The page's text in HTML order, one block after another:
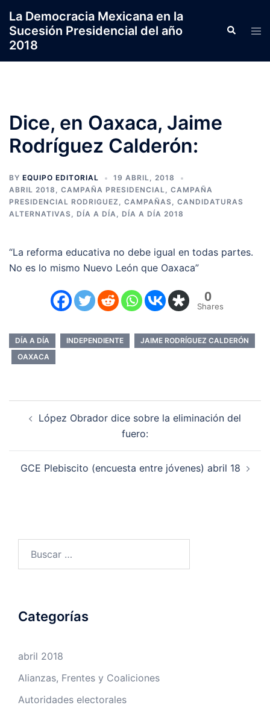
contenido
La Democracia Mexicana en la
Sucesión Presidencial del año
2018
Search
Dice, en Oaxaca, Jaime
Rodríguez Calderón:
BY EQUIPO EDITORIAL
19 ABRIL, 2018
ABRIL 2018 , CAMPAÑA PRESIDENCIAL, CAMPAÑA
PRESIDENCIAL RODRIGUEZ , CAMPAÑAS, CANDIDATURAS
ALTERNATIVAS, DÍA A DÍA, DÍA A DÍA 2018
“La reforma educativa no debe igual en todas partes.
No es lo mismo Nuevo León que Oaxaca”
0
Shares
DÍA A DÍA INDEPENDIENTE
JAIME RODRÍGUEZ CALDERÓN
OAXACA
López Obrador dice sobre la eliminación del
fuero:
GCE Plebiscito (encuesta entre jóvenes) abril 18
Categorías
abril 2018
Alianzas, Frentes y Coaliciones
Autoridades electorales